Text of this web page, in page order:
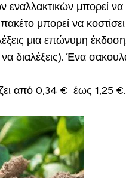
μπορεί να
μπορεί να
μια επώνυμη έκδοση.
διαλέξεις). Ένα
από 0,34 € έως 1,25 €.